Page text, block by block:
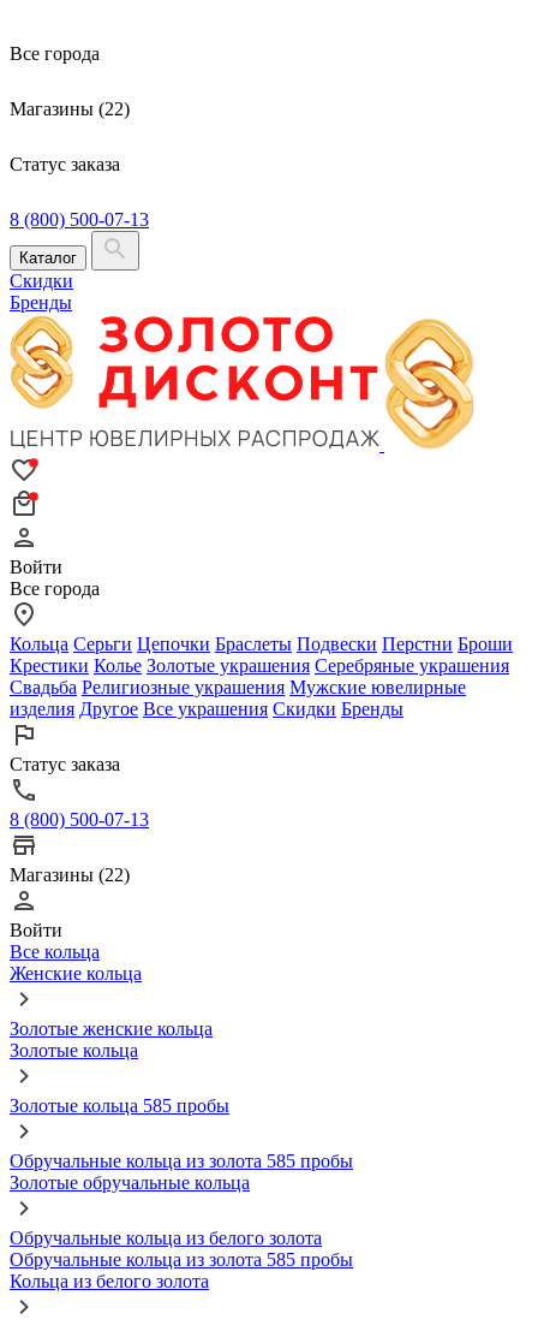
Все города
Магазины (22)
Статус заказа
8 (800) 500-07-13
Каталог
Скидки
Бренды
Войти
Все города
Кольца Серьги Цепочки Браслеты Подвески Перстни Броши
Крестики Колье Золотые украшения Серебряные украшения
Свадьба Религиозные украшения Мужские ювелирные
изделия Другое Все украшения Скидки Бренды
Статус заказа
8 (800) 500-07-13
Магазины (22)
Войти
Все кольца
Женские кольца
Золотые женские кольца
Золотые кольца
Золотые кольца 585 пробы
Обручальные кольца из золота 585 пробы
Золотые обручальные кольца
Обручальные кольца из белого золота
Обручальные кольца из золота 585 пробы
Кольца из белого золота